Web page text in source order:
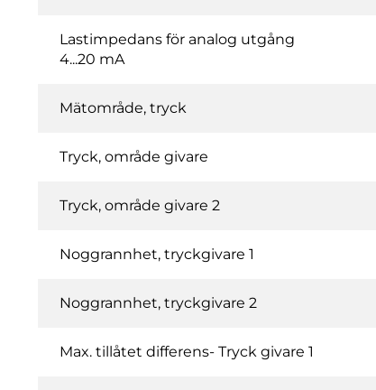
Lastimpedans för analog utgång
4...20 mA
Mätområde, tryck
Tryck, område givare
Tryck, område givare 2
Noggrannhet, tryckgivare 1
Noggrannhet, tryckgivare 2
Max. tillåtet differens- Tryck givare 1